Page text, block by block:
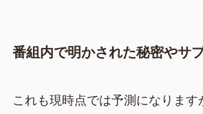
番組内で明かされた秘密やサ
これも現時点では予測になります